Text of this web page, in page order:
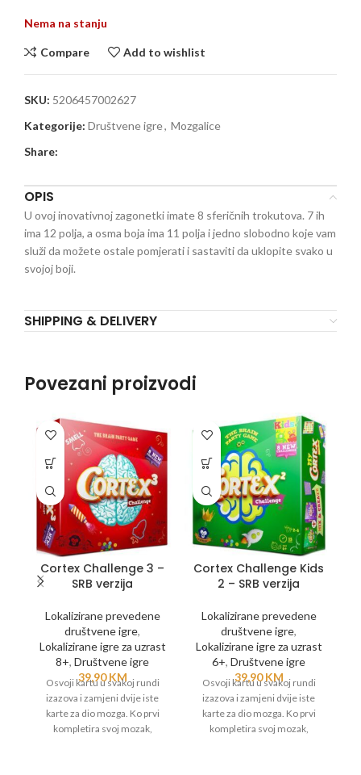
Nema na stanju
Compare Add to wishlist
SKU: 5206457002627
Kategorije: Društvene igre, Mozgalice
Share:
OPIS
U ovoj inovativnoj zagonetki imate 8 sferičnih trokutova. 7 ih
ima 12 polja, a osma boja ima 11 polja i jedno slobodno koje vam
služi da možete ostale pomjerati i sastaviti da uklopite svako u
svojoj boji.
SHIPPING & DELIVERY
Povezani proizvodi
Cortex Challenge 3 –
SRB verzija
Lokalizirane prevedene
društvene igre,
Lokalizirane igre za uzrast
8+, Društvene igre
39,90KM
Osvoji kartu u svakoj rundi
izazova i zamjeni dvije iste
karte za dio mozga. Ko prvi
kompletira svoj mozak,
Cortex Challenge Kids
2 – SRB verzija
Lokalizirane prevedene
društvene igre,
Lokalizirane igre za uzrast
6+, Društvene igre
39,90KM
Osvoji kartu u svakoj rundi
izazova i zamjeni dvije iste
karte za dio mozga. Ko prvi
kompletira svoj mozak,